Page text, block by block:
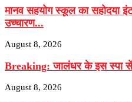
मानव सहयोग स्कूल का सहोदया
उच्चारण...
August 8, 2026
Breaking: जालंधर के इस स्पा
August 8, 2026